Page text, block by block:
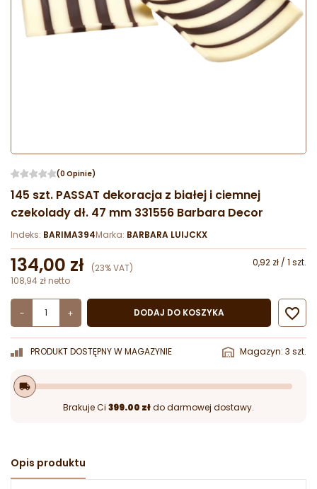
(0 Opinie)
145 szt. PASSAT dekoracja z białej i ciemnej
czekolady dł. 47 mm 331556 Barbara Decor
Indeks: BARIMA394Marka: BARBARA LUIJCKX
134,00 zł (23% VAT)
0,92 zł / 1 szt.
108,94 zł netto
- + DODAJ DO KOSZYKA 
PRODUKT DOSTĘPNY W MAGAZYNIE Magazyn: 3 szt.
local_shipping
Brakuje Ci 399.00 złdo darmowej dostawy.
Opis produktu